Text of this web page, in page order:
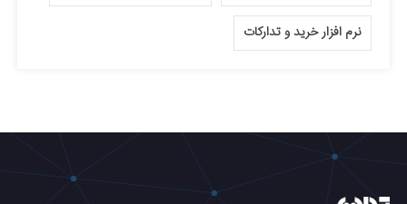
نرم افزار خرید و تدارکات